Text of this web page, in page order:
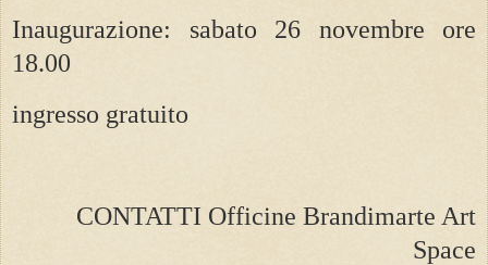
Inaugurazione: sabato 26 novembre ore
18.00
ingresso gratuito
CONTATTI Officine Brandimarte Art
Space